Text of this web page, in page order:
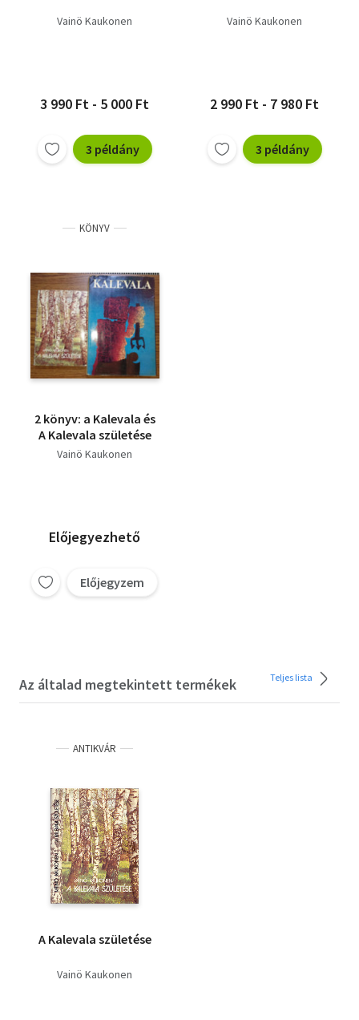
Vainö Kaukonen
3 990 Ft - 5 000 Ft
3 példány
Vainö Kaukonen
2 990 Ft - 7 980 Ft
3 példány
KÖNYV
2 könyv: a Kalevala és
A Kalevala születése
Vainö Kaukonen
Előjegyezhető
Előjegyzem
Az általad megtekintett termékek Teljes lista
ANTIKVÁR
A Kalevala születése
Vainö Kaukonen